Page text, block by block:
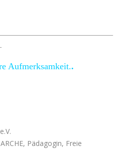
Aufmerksamkeit..
Pädagogin, Freie